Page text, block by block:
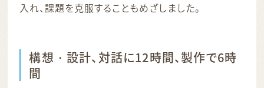
入れ、課題を克服することもめざしました。
構想・設計、対話に12時間、製作で6時
間